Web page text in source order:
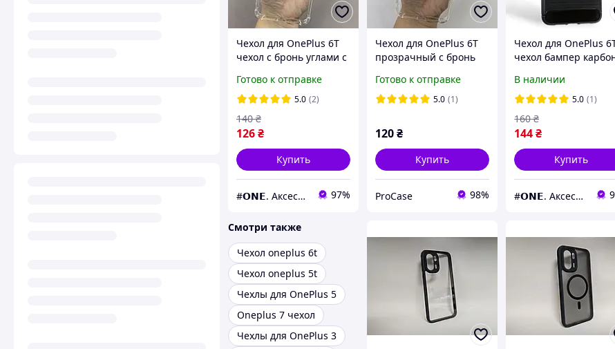
Чехол для OnePlus 6T
чехол с бронь углами с
телефон ван плюс 6т
прозрачный ttp
Готово к отправке
5.0 (2)
126₴
140 ₴
Купить
#𝗢𝗡𝗘. Аксессуары к смартфонам 97%
Чехол для OnePlus 6T
прозрачный с бронь
Готово к отправке
5.0 (1)
120₴
Купить
ProCase 98%
Чехол для OnePlus
чехол бампер
черный pls
В наличии
5.0 (1)
144₴
160 ₴
Купить
#𝗢𝗡𝗘. Аксессуары к смартфонам
Смотри также
Чехол oneplus 6t
Чехол oneplus 5t
Чехлы для OnePlus 5
Oneplus 7 чехол
Чехлы для OnePlus 3